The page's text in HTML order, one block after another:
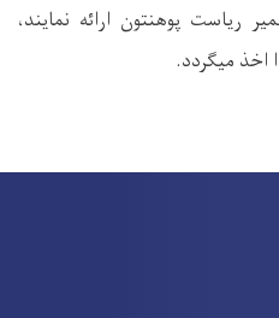
ریاست پوهنتون ارائه نمایند،
اخذ میگردد.